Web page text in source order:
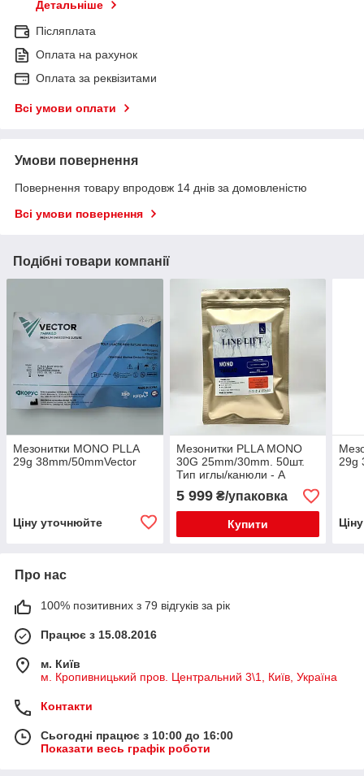
Детальніше
Післяплата
Оплата на рахунок
Оплата за реквізитами
Всі умови оплати
Умови повернення
Повернення товару впродовж 14 днів за домовленістю
Всі умови повернення
Подібні товари компанії
Мезонитки MONO PLLA
29g 38mm/50mmVector
Ціну уточнюйте
Мезонитки PLLA MONO
30G 25mm/30mm. 50шт.
Тип иглы/канюли - A
5 999₴/упаковка
Купити
29g
Про нас
100% позитивних з 79 відгуків за рік
Працює з 15.08.2016
м. Київ
м. Кропивницький пров. Центральний 3\1, Київ, Україна
Контакти
Сьогодні працює з 10:00 до 16:00
Показати весь графік роботи